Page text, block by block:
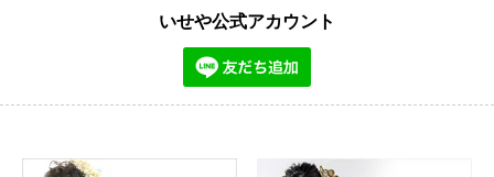
いせや公式アカウント